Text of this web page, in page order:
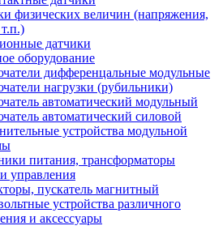
физических величин (напряжения,
датчики
оборудование
дифференцальные модульные
нагрузки (рубильники)
автоматический модульный
автоматический силовой
устройства модульной
питания, трансформаторы
управления
пускатель магнитный
устройства различного
и аксессуары